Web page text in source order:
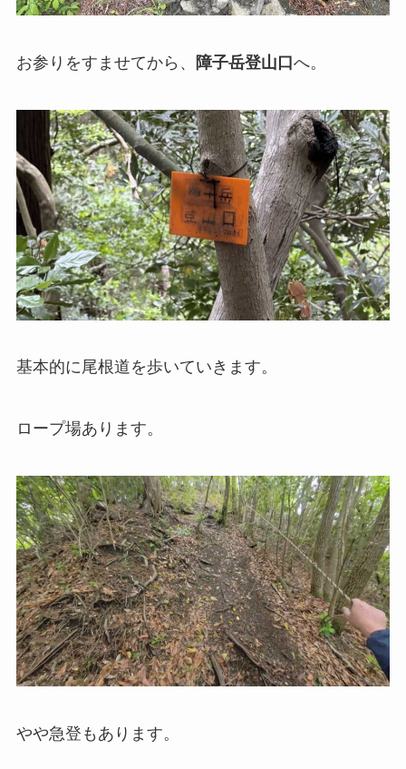
お参りをすませてから、 障子岳登山口へ。
基本的に尾根道を歩いていきます。
ロープ場あります。
やや急登もあります。